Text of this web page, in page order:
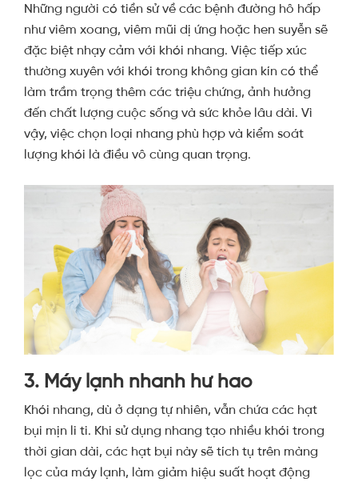
Những người có tiền sử về các bệnh đường hô hấp
như viêm xoang, viêm mũi dị ứng hoặc hen suyễn sẽ
đặc biệt nhạy cảm với khói nhang. Việc tiếp xúc
thường xuyên với khói trong không gian kín có thể
làm trầm trọng thêm các triệu chứng, ảnh hưởng
đến chất lượng cuộc sống và sức khỏe lâu dài. Vì
vậy, việc chọn loại nhang phù hợp và kiểm soát
lượng khói là điều vô cùng quan trọng.
3. Máy lạnh nhanh hư hao
Khói nhang, dù ở dạng tự nhiên, vẫn chứa các hạt
bụi mịn li ti. Khi sử dụng nhang tạo nhiều khói trong
thời gian dài, các hạt bụi này sẽ tích tụ trên màng
lọc của máy lạnh, làm giảm hiệu suất hoạt động